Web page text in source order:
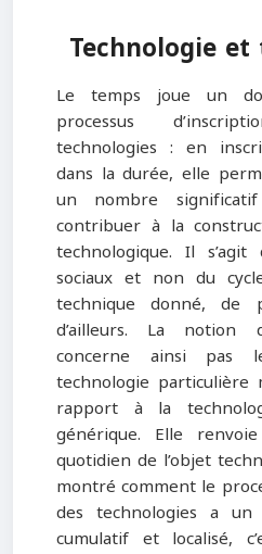
Technologie
Le temps joue un
processus
technologies : en
dans la durée, elle
un nombre
contribuer à la
technologique. Il
sociaux et non du
technique donné,
d’ailleurs. La notion
concerne ainsi
technologie particulière
rapport à la
générique. Elle
quotidien de l’objet
montré comment le
des technologies a
cumulatif et localisé,